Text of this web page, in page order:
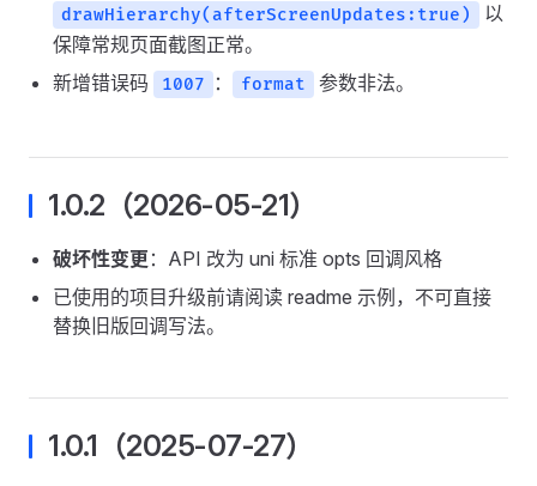
drawHierarchy(afterScreenUpdates:true)
以
保障常规页面截图正常。
新增错误码
1007 ： format 参数非法。
1.0.2（2026-05-21）
破坏性变更 ：API 改为 uni 标准 opts 回调风格
已使用的项目升级前请阅读 readme 示例，不可直接
替换旧版回调写法。
1.0.1（2025-07-27）